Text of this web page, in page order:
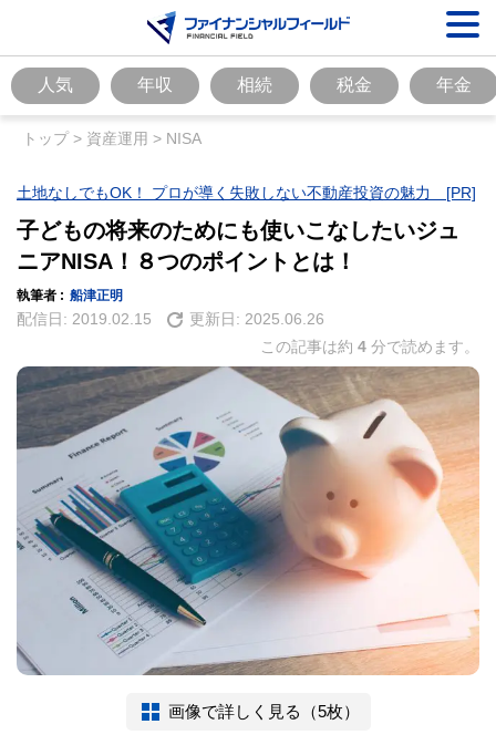
人気 年収 相続 税金 年金
トップ> 資産運用 > NISA
土地なしでもOK！ プロが導く失敗しない不動産投資の魅力 [PR]
子どもの将来のためにも使いこなしたいジュ
ニアNISA！８つのポイントとは！
執筆者 : 船津正明
配信日: 2019.02.15 更新日: 2025.06.26
この記事は約 4 分で読めます。
画像で詳しく見る（5枚）